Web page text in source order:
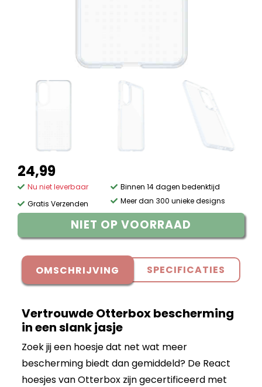
24,99
Nu niet leverbaar
Gratis Verzenden
Binnen 14 dagen bedenktijd
Meer dan 300 unieke designs
NIET OP VOORRAAD
OMSCHRIJVING SPECIFICATIES
Vertrouwde Otterbox bescherming
in een slank jasje
Zoek jij een hoesje dat net wat meer
bescherming biedt dan gemiddeld? De React
hoesjes van Otterbox zijn gecertificeerd met